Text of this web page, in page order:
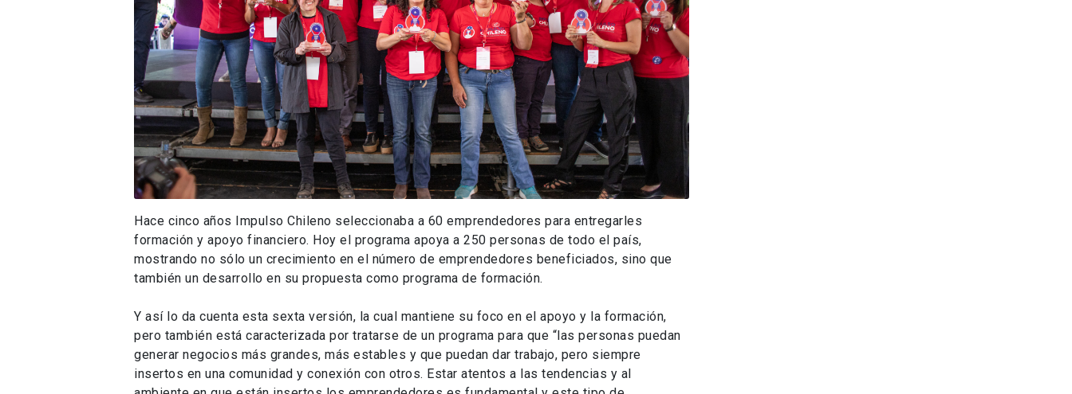
Hace cinco años Impulso Chileno seleccionaba a 60 emprendedores para entregarles
formación y apoyo financiero. Hoy el programa apoya a 250 personas de todo el país,
mostrando no sólo un crecimiento en el número de emprendedores beneficiados, sino que
también un desarrollo en su propuesta como programa de formación.
Y así lo da cuenta esta sexta versión, la cual mantiene su foco en el apoyo y la formación,
pero también está caracterizada por tratarse de un programa para que “las personas puedan
generar negocios más grandes, más estables y que puedan dar trabajo, pero siempre
insertos en una comunidad y conexión con otros. Estar atentos a las tendencias y al